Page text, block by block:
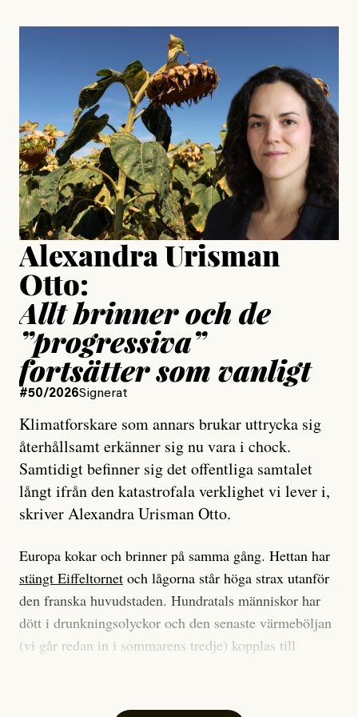
Jonas Lundström
Publicerad24 July, 2026
#23/2026
Jesper Lundby: ”Livet i sig
är ganska politiskt”
Jesper Lundby
Publicerad15 July, 2026
Uppdaterad15 July, 2026
Alexandra Urisman
Otto:
Allt brinner och de
”progressiva”
fortsätter som vanligt
#50/2026Signerat
Klimatforskare som annars brukar uttrycka sig
återhållsamt erkänner sig nu vara i chock.
Samtidigt befinner sig det offentliga samtalet
långt ifrån den katastrofala verklighet vi lever i,
skriver Alexandra Urisman Otto.
Europa kokar och brinner på samma gång. Hettan har
stängt Eiffeltornet och lågorna står höga strax utanför
den franska huvudstaden. Hundratals människor har
dött i drunkningsolyckor och den senaste värmeböljan
(vi går redan in i sommarens tredje) kopplas till
Har du också panik i hettan? Känns det som en